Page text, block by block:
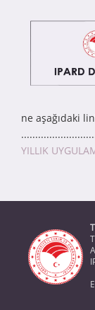
ne aşağıdaki
YILLIK